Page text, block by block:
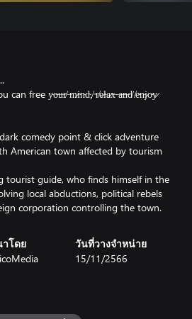
can free y̵o̶u̶r̸ ̶m̷i̴n̵d̴,̸ ̴r̸e̷l̵a̷x̶ ̶a̶n̶d̸ ̸e̴n̵j̷o̴y̷
comedy point & click adventure
American town affected by tourism
tourist guide, who finds himself in the
local abductions, political rebels
corporation controlling the town.
โดย วันที่วางจำหน่าย
15/11/2566